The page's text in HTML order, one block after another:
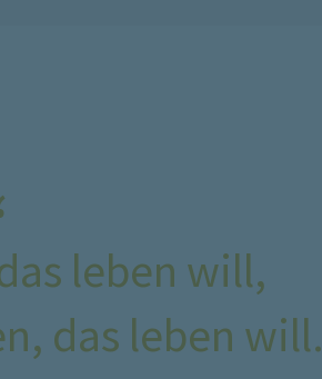
leben will,
das leben will.